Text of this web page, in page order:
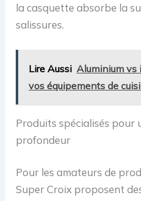
la casquette absorbe la
salissures.
Lire Aussi Aluminium vs
vos équipements de
Produits spécialisés pour
profondeur
Pour les amateurs de
Super Croix proposent